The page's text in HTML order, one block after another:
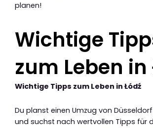
planen!
Wichtige
zum Leben in
Wichtige Tipps zum Leben in Łódź
Du planst einen Umzug von
und suchst nach wertvollen Tipps für